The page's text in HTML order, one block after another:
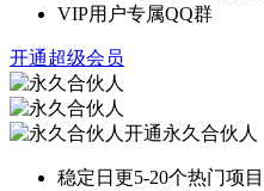
VIP用户专属QQ群
开通超级会员
开通永久合伙人
稳定日更5-20个热门项目